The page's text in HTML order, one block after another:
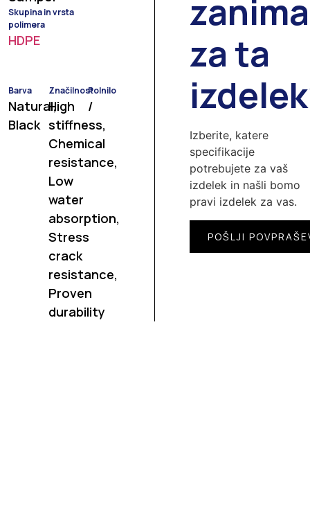
Skupina in vrsta
polimera
HDPE
Barva
Natural,
Black
Značilnost
High
stiffness,
Chemical
resistance,
Low
water
absorption,
Stress
crack
resistance,
Proven
durability
Polnilo
/
za ta
Izberite, katere
specifikacije
potrebujete za vaš
izdelek in našli bomo
pravi izdelek za vas.
POŠLJI